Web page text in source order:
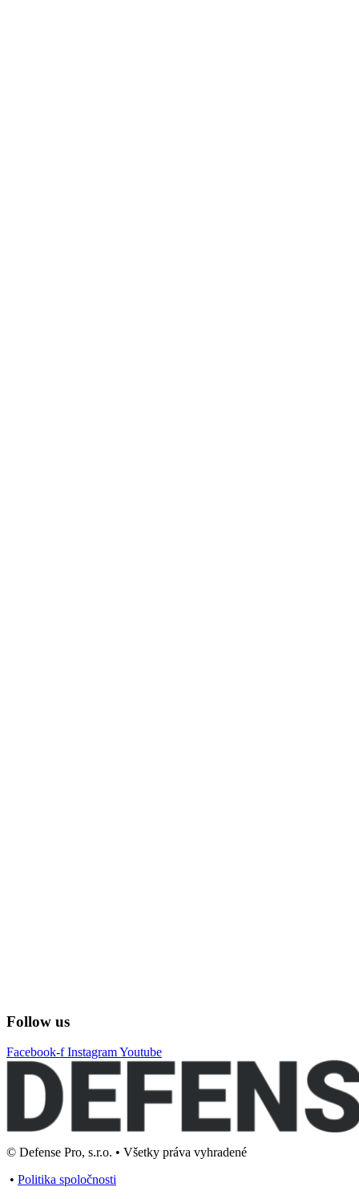
Follow us
Facebook-f InstagramYoutube
© Defense Pro, s.r.o. • Všetky práva vyhradené
• Politika spoločnosti